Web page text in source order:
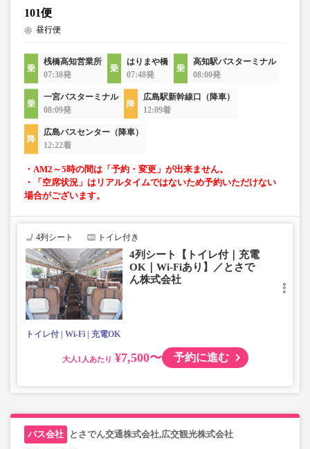
101便
昼行便
桟橋高知営業所
07:38発
はりまや橋
07:48発
高知駅バスターミナル
08:00発
一宮バスターミナル
08:09発
広島駅新幹線口（降車）
12:09着
広島バスセンター（降車）
12:22着
・AM2～5時の間は「予約・変更」が出来ません。
・「空席状況」はリアルタイムではないため予約いただけない
場合がございます。
4列シート トイレ付き
4列シート【トイレ付｜充電
OK｜Wi-Fiあり】／とさで
ん株式会社
トイレ付 Wi-Fi 充電OK
大人 ¥7,500〜 予約に進む
とさでん交通株式会社,広交観光株式会社